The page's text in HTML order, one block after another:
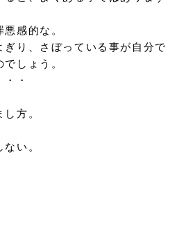
感的な。
ぎり、さぼっている事が自分で
しょう。
・
方。
い。